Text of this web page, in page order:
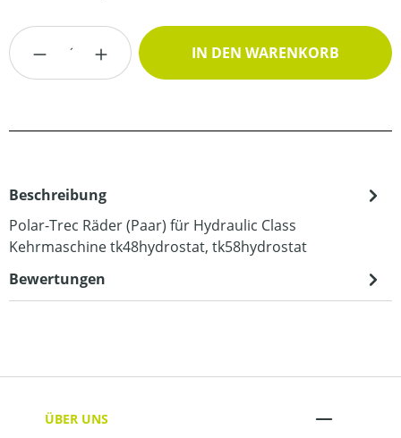
Produkt Anzahl: Gib den gewünschten
IN DEN WARENKORB
Beschreibung
Polar-Trec Räder (Paar) für Hydraulic Class
Kehrmaschine tk48hydrostat, tk58hydrostat
Bewertungen
ÜBER UNS